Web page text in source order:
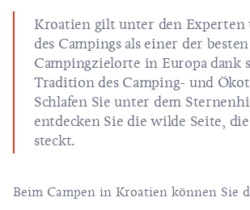
Kroatien gilt unter den Experten
des Campings als einer der besten
Campingzielorte in Europa dank
Tradition des Camping- und
Schlafen Sie unter dem
entdecken Sie die wilde Seite,
steckt.
Beim Campen in Kroatien können Sie